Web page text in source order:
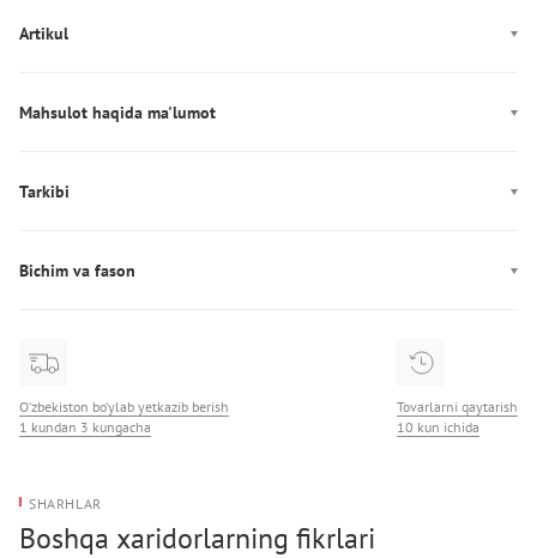
Artikul
Mahsulot haqida ma'lumot
Dekor: Logotip
Tarkibi
Bichim va fason
O‘zbekiston bo‘ylab yetkazib berish
1 kundan 3 kungacha
Tovarlarni qaytarish
10 kun ichida
SHARHLAR
Boshqa xaridorlarning fikrlari